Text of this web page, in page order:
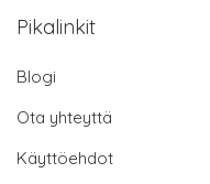
Pikalinkit
Blogi
Ota yhteyttä
Käyttöehdot